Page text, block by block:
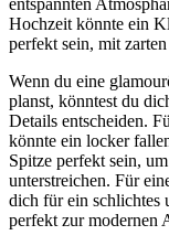
Hochzeit könnte ein
perfekt sein, mit
Wenn du eine
planst, könntest du
Details entscheiden.
könnte ein locker
Spitze perfekt sein,
unterstreichen. Für
dich für ein schlichtes
perfekt zur modernen